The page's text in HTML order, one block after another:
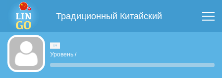
Традиционный Китайский
Уровень /